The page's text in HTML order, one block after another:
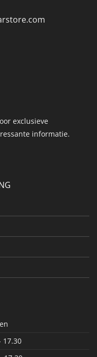
17.30
exclusieve
informatie.